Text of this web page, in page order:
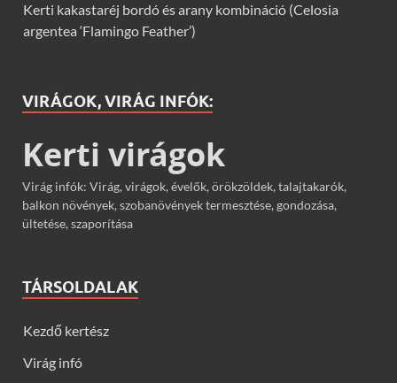
Kerti kakastaréj bordó és arany kombináció (Celosia
argentea ‘Flamingo Feather’)
VIRÁGOK, VIRÁG INFÓK:
Kerti virágok
Virág infók: Virág, virágok, évelők, örökzöldek, talajtakarók,
balkon növények, szobanövények termesztése, gondozása,
ültetése, szaporítása
TÁRSOLDALAK
Kezdő kertész
Virág infó